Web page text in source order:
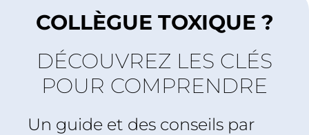
COLLÈGUE TOXIQUE ?
DÉCOUVREZ LES CLÉS
POUR COMPRENDRE
Un guide et des conseils par